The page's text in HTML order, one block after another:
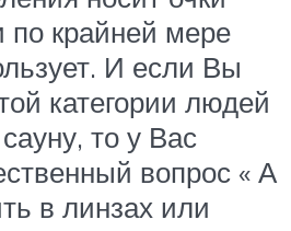
крайней мере
И если Вы
категории людей
то у Вас
вопрос « А
в линзах или